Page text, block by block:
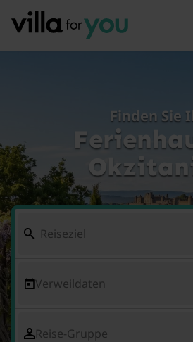
Finden Sie
Verweildaten
Reise-Gruppe